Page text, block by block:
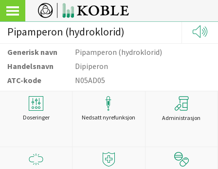
Pipamperon (hydroklorid)
Generisk navn
Pipamperon (hydroklorid)
Handelsnavn
Dipiperon
ATC-kode
N05AD05
Doseringer Nedsatt nyrefunksjon Administrasjon